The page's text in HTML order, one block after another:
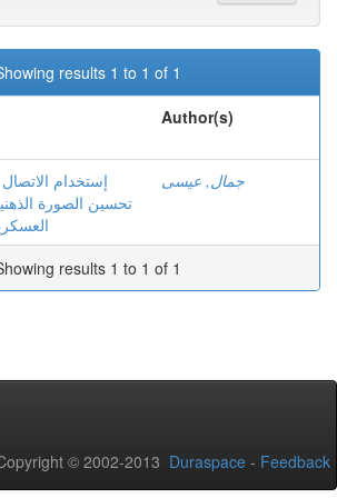
results 1 to 1 of 1
Author(s)
إستخدام
تحسين الصورة
جمال, عيسى
results 1 to 1 of 1
© 2002-2013 Duraspace - Feedback